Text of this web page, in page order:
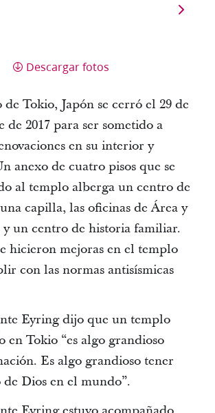
Descargar fotos
Tokio, Japón se cerró el 29 de
de 2017 para ser sometido a
en su interior y
anexo de cuatro pisos que se
al templo alberga un centro de
capilla, las oficinas de Área y
y un centro de historia familiar.
hicieron mejoras en el templo
con las normas antisísmicas
Eyring dijo que un templo
en Tokio “es algo grandioso
Es algo grandioso tener
Dios en el mundo”.